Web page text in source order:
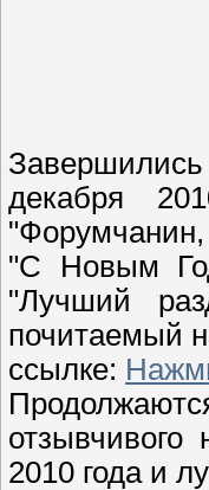
декабря
"С Новым
"Лучший
почитаемый
ссылке:
2010 года и